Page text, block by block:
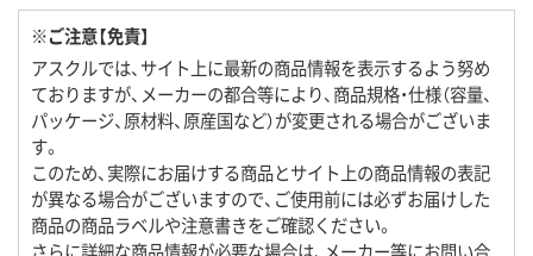
※ご注意【免責】
アスクルでは、サイト上に最新の商品情報を表示するよう努め
ておりますが、メーカーの都合等により、商品規格・仕様（容量、
パッケージ、原材料、原産国など）が変更される場合がございま
す。
このため、実際にお届けする商品とサイト上の商品情報の表記
が異なる場合がございますので、ご使用前には必ずお届けした
商品の商品ラベルや注意書きをご確認ください。
さらに詳細な商品情報が必要な場合は、メーカー等にお問い合